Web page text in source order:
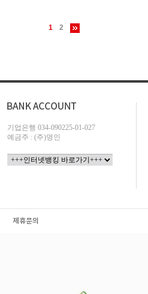
1 2
기업은행 034-090225-01-027
예금주 : (주)명인
제휴문의